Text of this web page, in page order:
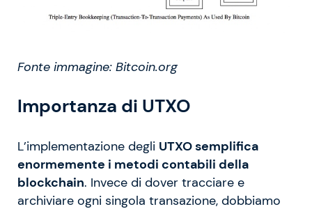
Fonte immagine: Bitcoin.org
Importanza di UTXO
L’implementazione degli UTXO semplifica
enormemente i metodi contabili della
blockchain. Invece di dover tracciare e
archiviare ogni singola transazione, dobbiamo